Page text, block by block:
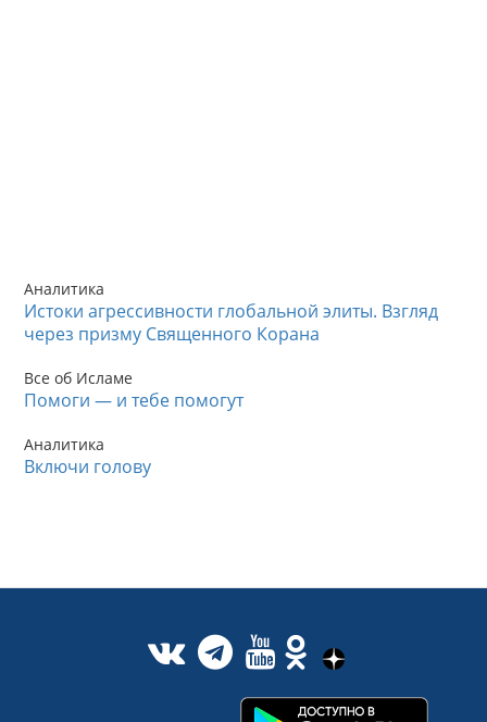
Аналитика
Истоки агрессивности глобальной элиты. Взгляд
через призму Священного Корана
Все об Исламе
Помоги — и тебе помогут
Аналитика
Включи голову